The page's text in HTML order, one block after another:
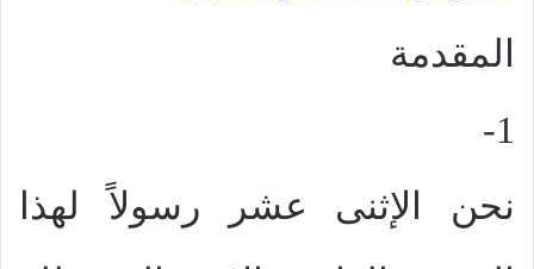
المقدمة
1-
نحن الإثنى عشر رسولاً لهذا